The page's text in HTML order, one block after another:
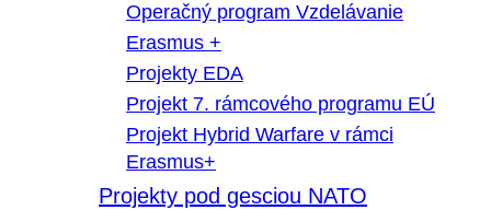
Operačný program Vzdelávanie
Erasmus +
Projekty EDA
Projekt 7. rámcového programu EÚ
Projekt Hybrid Warfare v rámci
Erasmus+
Projekty pod gesciou NATO